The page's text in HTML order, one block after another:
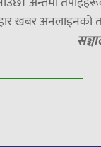
खबर अनलाइनको